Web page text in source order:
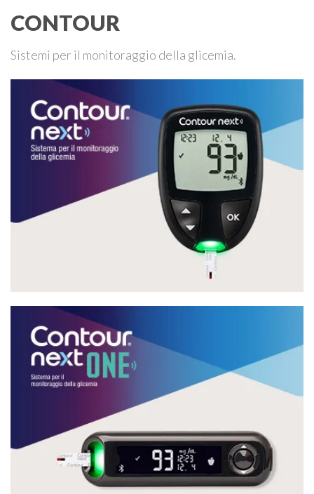
CONTOUR
Sistemi per il monitoraggio della glicemia.